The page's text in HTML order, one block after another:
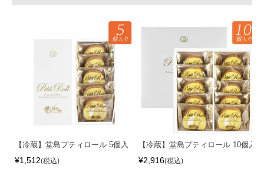
【冷蔵】堂島プティロール 5個入
¥1,512 税込
【冷蔵】堂島プティロール 10個入
¥2,916 税込